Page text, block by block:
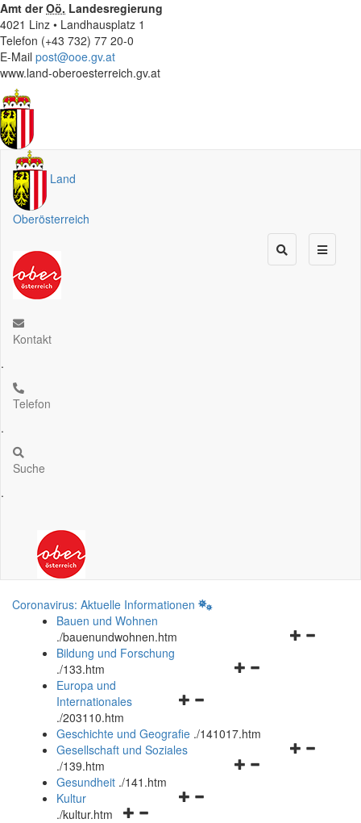
Amt derOö. Landesregierung
4021 Linz • Landhausplatz 1
Telefon (+43 732) 77 20-0
E-Mail post@ooe.gv.at
www.land-oberoesterreich.gv.at
Land
Oberösterreich
Kontakt
.
Telefon
.
Suche
.
Coronavirus: Aktuelle Informationen
Bauen und Wohnen
./bauenundwohnen.htm
Navigationsmenü
Bildung und Forschung
./133.htm
Navigationsmenü
und
schließen
Europa und
Internationales
./203110.htm
Geschichte und Geografie ./141017.htm
Navigationsmenü
Gesellschaft und Soziales
./139.htm
Navigationsmenü
Gesundheit ./141.htm
Navigationsmenü
Kultur
./kultur.htm